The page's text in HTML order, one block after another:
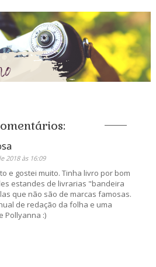
2018 às 16:09
e gostei muito. Tinha livro por bom
estandes de livrarias "bandeira
que não são de marcas famosas.
de redação da folha e uma
Pollyanna :)